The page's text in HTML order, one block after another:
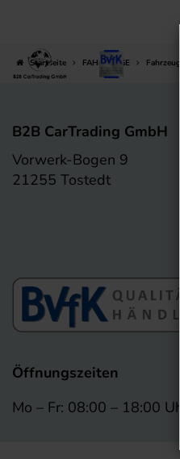
springen
Startseite FAHRZEUGE
B2B CarTrading GmbH
Vorwerk-Bogen 9
21255 Tostedt
Öffnungszeiten
Mo – Fr: 08:00 – 18:00 Uhr